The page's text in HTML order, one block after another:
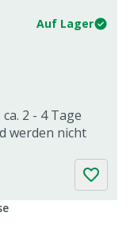
Auf Lager
2 - 4 Tage
werden nicht